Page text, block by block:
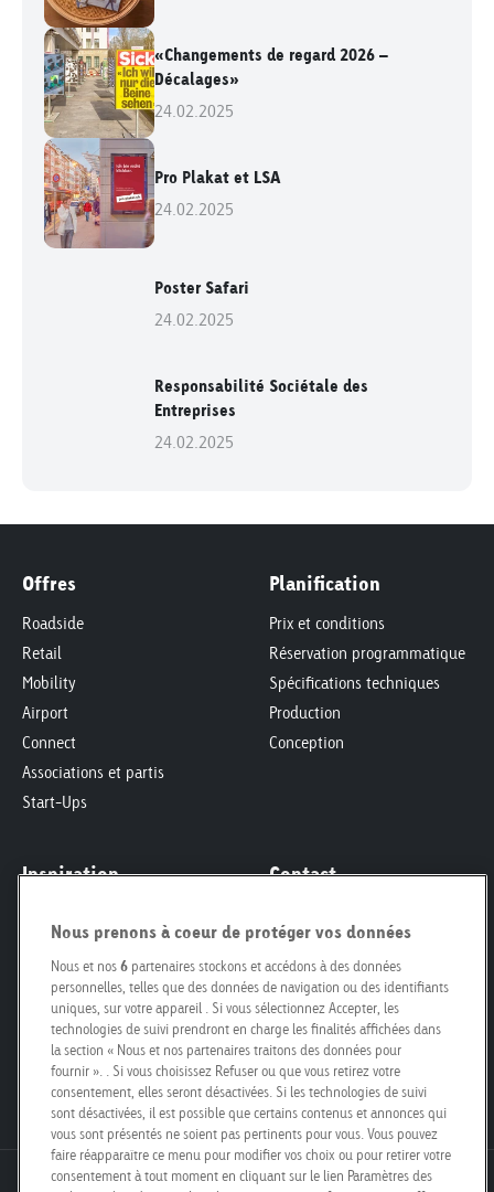
«Changements de regard 2026 –
Décalages»
24.02.2025
Pro Plakat et LSA
24.02.2025
Poster Safari
24.02.2025
Responsabilité Sociétale des
Entreprises
24.02.2025
Offres
Roadside
Retail
Mobility
Airport
Connect
Associations et partis
Start-Ups
Planification
Prix et conditions
Réservation programmatique
Spécifications techniques
Production
Conception
Inspiration
Responsabilité Sociétale des
Entreprises
Smart City
Engagement
Poster Safari
Contact
Formulaire de contact
Personnes de contact
Pour propriétaires fonciers
Nos filiales
Postes vacants
Nous prenons à coeur de protéger vos données
Nous et nos6 partenaires stockons et accédons à des données
personnelles, telles que des données de navigation ou des identifiants
uniques, sur votre appareil . Si vous sélectionnez Accepter, les
technologies de suivi prendront en charge les finalités affichées dans
la section « Nous et nos partenaires traitons des données pour
fournir ». . Si vous choisissez Refuser ou que vous retirez votre
consentement, elles seront désactivées. Si les technologies de suivi
sont désactivées, il est possible que certains contenus et annonces qui
vous sont présentés ne soient pas pertinents pour vous. Vous pouvez
faire réapparaître ce menu pour modifier vos choix ou pour retirer votre
consentement à tout moment en cliquant sur le lien Paramètres des